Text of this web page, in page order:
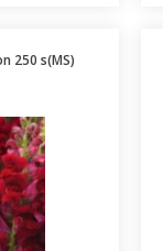
250 s(MS)